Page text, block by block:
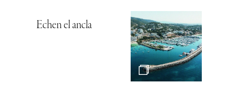
Echen el ancla